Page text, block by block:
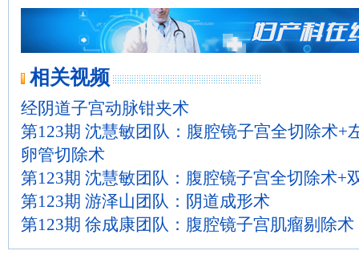
相关视频
经阴道子宫动脉钳夹术
第123期 沈慧敏团队：腹腔镜子宫全切除术+
卵管切除术
第123期 沈慧敏团队：腹腔镜子宫全切除术+
第123期 游泽山团队：阴道成形术
第123期 徐成康团队：腹腔镜子宫肌瘤剔除术